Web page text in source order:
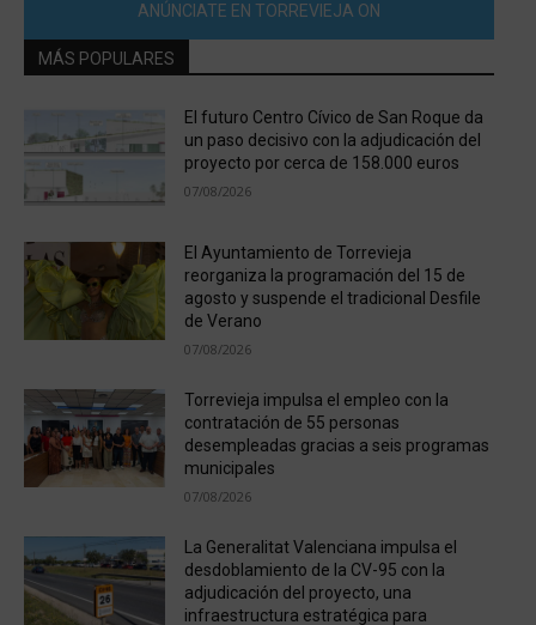
ANÚNCIATE EN TORREVIEJA ON
MÁS POPULARES
El futuro Centro Cívico de San Roque da
un paso decisivo con la adjudicación del
proyecto por cerca de 158.000 euros
07/08/2026
El Ayuntamiento de Torrevieja
reorganiza la programación del 15 de
agosto y suspende el tradicional Desfile
de Verano
07/08/2026
Torrevieja impulsa el empleo con la
contratación de 55 personas
desempleadas gracias a seis programas
municipales
07/08/2026
La Generalitat Valenciana impulsa el
desdoblamiento de la CV-95 con la
adjudicación del proyecto, una
infraestructura estratégica para